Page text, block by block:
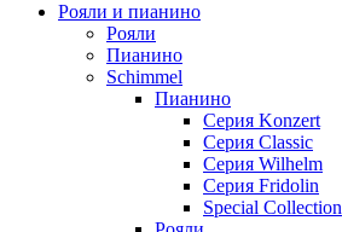
Рояли и пианино
Рояли
Пианино
Schimmel
Пианино
Серия Konzert
Серия Classic
Серия Wilhelm
Серия Fridolin
Special Collection